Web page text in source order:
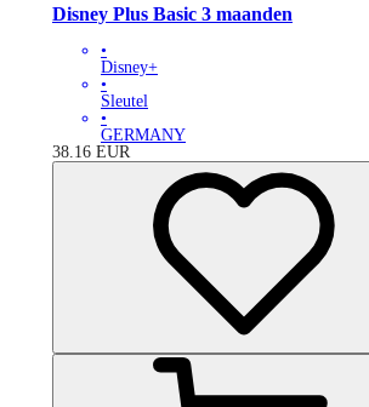
Disney Plus Basic 3 maanden
•
Disney+
•
Sleutel
•
GERMANY
38.16 EUR